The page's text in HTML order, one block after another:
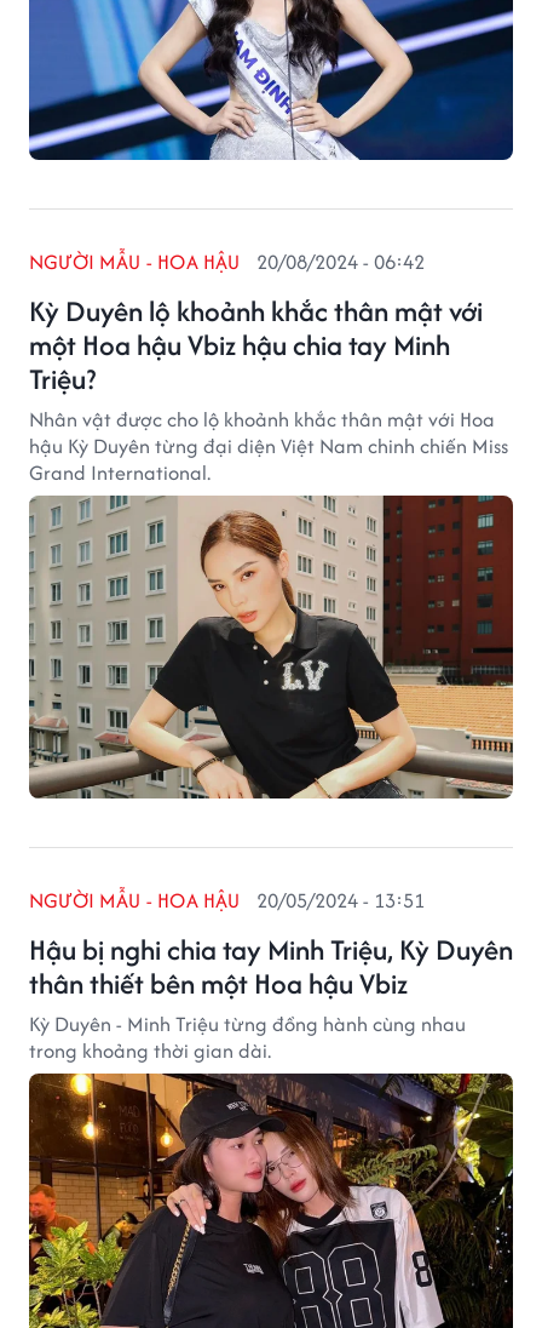
Kỳ Duyên lộ khoảnh khắc thân mật với
một Hoa hậu Vbiz hậu chia tay Minh
Triệu?
NGƯỜI MẪU - HOA HẬU 20/08/2024 - 06:42
Nhân vật được cho lộ khoảnh khắc thân mật với Hoa
hậu Kỳ Duyên từng đại diện Việt Nam chinh chiến Miss
Grand International.
Hậu bị nghi chia tay Minh Triệu, Kỳ Duyên
thân thiết bên một Hoa hậu Vbiz
NGƯỜI MẪU - HOA HẬU 20/05/2024 - 13:51
Kỳ Duyên - Minh Triệu từng đồng hành cùng nhau
trong khoảng thời gian dài.